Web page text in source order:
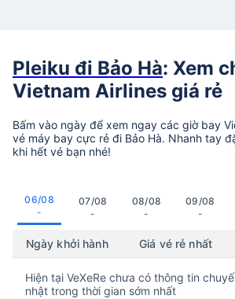
Pleiku đi Bảo Hà: Xem
Vietnam Airlines giá rẻ
Bấm vào ngày để xem ngay các giờ bay
vé máy bay cực rẻ đi Bảo Hà. Nhanh tay
khi hết vé bạn nhé!
06/08
-
07/08
-
08/08
-
09/08
-
Ngày khởi hành Giá vé rẻ nhất
Hiện tại VeXeRe chưa có thông tin
nhật trong thời gian sớm nhất